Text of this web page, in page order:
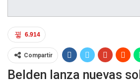
6.914
Compartir
Belden lanza nuevas